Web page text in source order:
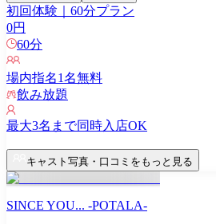
初回体験｜60分プラン
0円
60分
場内指名1名無料
飲み放題
最大3名まで同時入店OK
キャスト写真・口コミをもっと見る
SINCE YOU... -POTALA-